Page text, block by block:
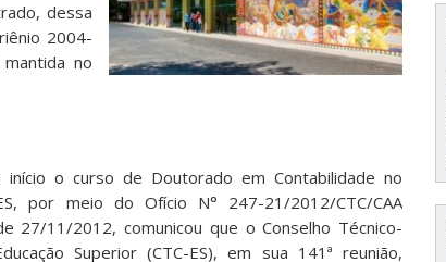
dessa
2004-
no
o curso de Doutorado em Contabilidade no
por meio do Ofício N° 247-21/2012/CTC/CAA
27/11/2012, comunicou que o Conselho Técnico-
Superior (CTC-ES), em sua 141ª reunião,